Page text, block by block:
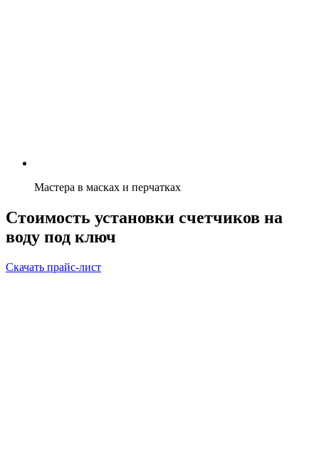
Мастера в масках и перчатках
Стоимость установки счетчиков на
воду под ключ
Скачать прайс-лист